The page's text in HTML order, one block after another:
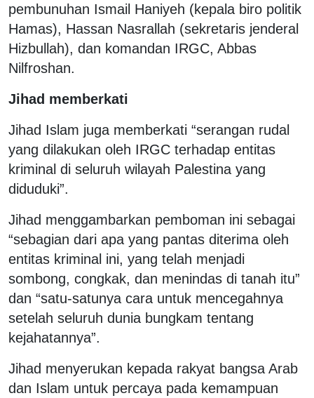
pembunuhan Ismail Haniyeh (kepala biro politik
Hamas), Hassan Nasrallah (sekretaris jenderal
Hizbullah), dan komandan IRGC, Abbas
Nilfroshan.
Jihad memberkati
Jihad Islam juga memberkati “serangan rudal
yang dilakukan oleh IRGC terhadap entitas
kriminal di seluruh wilayah Palestina yang
diduduki”.
Jihad menggambarkan pemboman ini sebagai
“sebagian dari apa yang pantas diterima oleh
entitas kriminal ini, yang telah menjadi
sombong, congkak, dan menindas di tanah itu”
dan “satu-satunya cara untuk mencegahnya
setelah seluruh dunia bungkam tentang
kejahatannya”.
Jihad menyerukan kepada rakyat bangsa Arab
dan Islam untuk percaya pada kemampuan